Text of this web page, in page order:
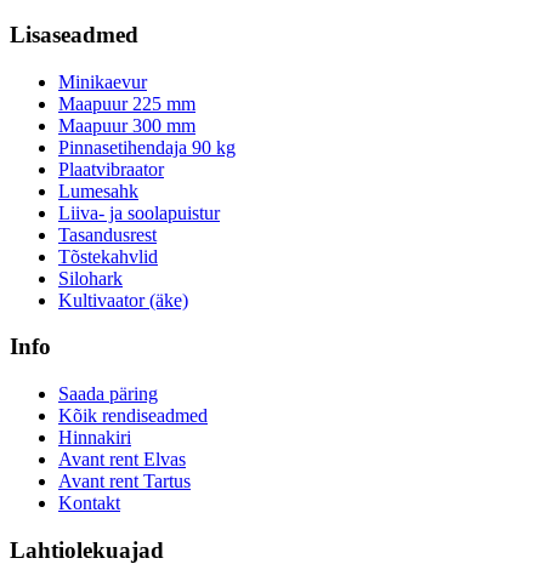
Lisaseadmed
Minikaevur
Maapuur 225 mm
Maapuur 300 mm
Pinnasetihendaja 90 kg
Plaatvibraator
Lumesahk
Liiva- ja soolapuistur
Tasandusrest
Tõstekahvlid
Silohark
Kultivaator (äke)
Info
Saada päring
Kõik rendiseadmed
Hinnakiri
Avant rent Elvas
Avant rent Tartus
Kontakt
Lahtiolekuajad